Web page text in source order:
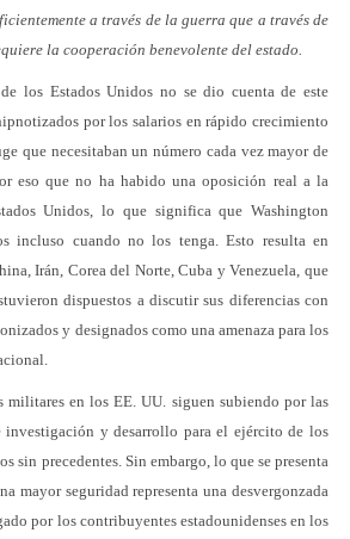
a través de la guerra que a través de
la cooperación benevolente del estado.
los Estados Unidos no se dio cuenta de este
por los salarios en rápido crecimiento
que necesitaban un número cada vez mayor de
eso que no ha habido una oposición real a la
Unidos, lo que significa que Washington
incluso cuando no los tenga. Esto resulta en
Irán, Corea del Norte, Cuba y Venezuela, que
dispuestos a discutir sus diferencias con
y designados como una amenaza para los
militares en los EE. UU. siguen subiendo por las
investigación y desarrollo para el ejército de los
sin precedentes. Sin embargo, lo que se presenta
mayor seguridad representa una desvergonzada
por los contribuyentes estadounidenses en los